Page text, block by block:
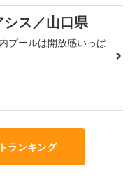
ス／山口県
プールは開放感いっぱ
ランキング